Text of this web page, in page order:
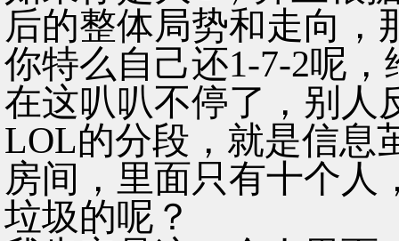
后的整体局势和走向，
你特么自己还1-7-2呢
在这叭叭不停了，别人
LOL的分段，就是信息
房间，里面只有十个人
垃圾的呢？